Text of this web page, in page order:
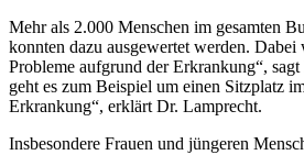
Mehr als 2.000 Menschen im gesamten
konnten dazu ausgewertet werden.
Probleme aufgrund der Erkrankung“,
geht es zum Beispiel um einen Sitzplatz
Erkrankung“, erklärt Dr. Lamprecht.
Insbesondere Frauen und jüngeren